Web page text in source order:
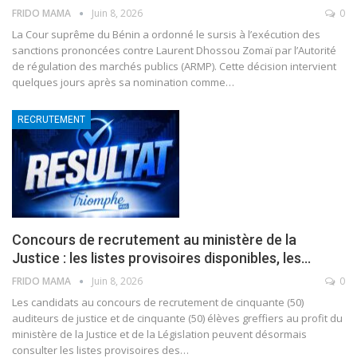
FRIDO MAMA Juin 8, 2026 0
La Cour suprême du Bénin a ordonné le sursis à l’exécution des
sanctions prononcées contre Laurent Dhossou Zomaï par l’Autorité
de régulation des marchés publics (ARMP). Cette décision intervient
quelques jours après sa nomination comme…
RECRUTEMENT
Concours de recrutement au ministère de la
Justice : les listes provisoires disponibles, les…
FRIDO MAMA Juin 8, 2026 0
Les candidats au concours de recrutement de cinquante (50)
auditeurs de justice et de cinquante (50) élèves greffiers au profit du
ministère de la Justice et de la Législation peuvent désormais
consulter les listes provisoires des…